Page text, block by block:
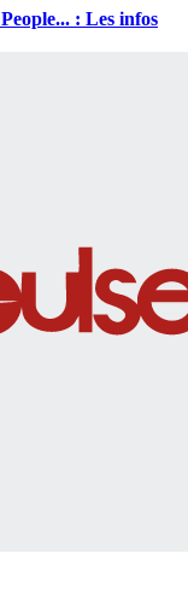
: Les infos